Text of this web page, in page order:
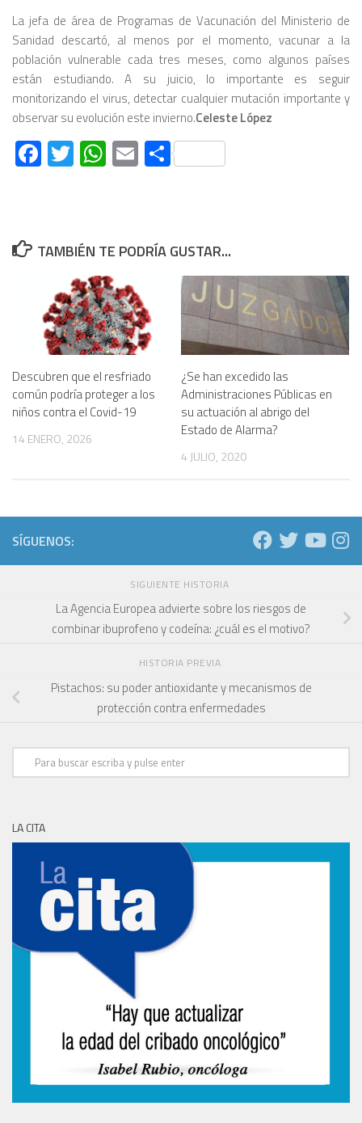
La jefa de área de Programas de Vacunación del Ministerio de
Sanidad descartó, al menos por el momento, vacunar a la
población vulnerable cada tres meses, como algunos países
están estudiando. A su juicio, lo importante es seguir
monitorizando el virus, detectar cualquier mutación importante y
observar su evolución este invierno.Celeste López
Facebook
Twitter
WhatsApp
EmailCompartir
TAMBIÉN TE PODRÍA GUSTAR...
Descubren que el resfriado
común podría proteger a los
niños contra el Covid-19
14 ENERO, 2026
¿Se han excedido las
Administraciones Públicas en
su actuación al abrigo del
Estado de Alarma?
4 JULIO, 2020
SÍGUENOS:
SIGUIENTE HISTORIA
La Agencia Europea advierte sobre los riesgos de
combinar ibuprofeno y codeína: ¿cuál es el motivo?
HISTORIA PREVIA
Pistachos: su poder antioxidante y mecanismos de
protección contra enfermedades
LA CITA